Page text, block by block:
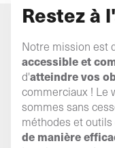
Restez à
Notre mission est
accessible et
d'atteindre vos
commerciaux ! Le
sommes sans
méthodes et
de manière